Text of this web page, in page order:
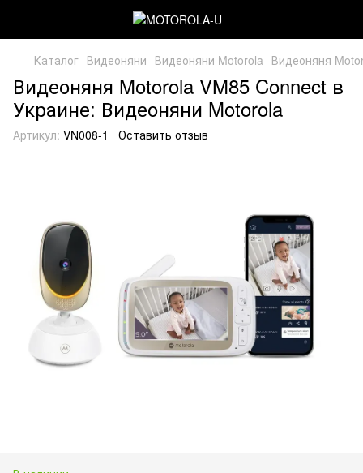
Каталог Видеоняни Видеоняни Motorola Видеоняня
Видеоняня Motorola VM85 Connect в
Украине: Видеоняни Motorola
Артикул: VN008-1 Оставить отзыв